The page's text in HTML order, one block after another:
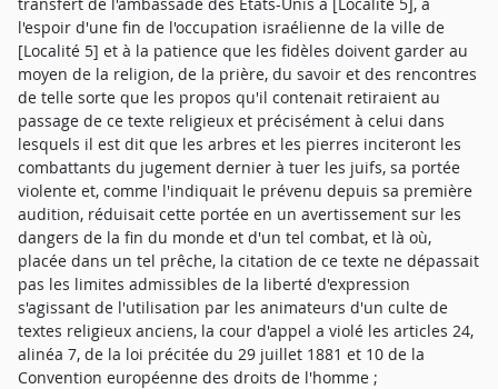
l'espoir d'une fin de l'occupation israélienne de la ville de
[Localité 5] et à la patience que les fidèles doivent garder au
moyen de la religion, de la prière, du savoir et des rencontres
de telle sorte que les propos qu'il contenait retiraient au
passage de ce texte religieux et précisément à celui dans
lesquels il est dit que les arbres et les pierres inciteront les
combattants du jugement dernier à tuer les juifs, sa portée
violente et, comme l'indiquait le prévenu depuis sa première
audition, réduisait cette portée en un avertissement sur les
dangers de la fin du monde et d'un tel combat, et là où,
placée dans un tel prêche, la citation de ce texte ne dépassait
pas les limites admissibles de la liberté d'expression
s'agissant de l'utilisation par les animateurs d'un culte de
textes religieux anciens, la cour d'appel a violé les articles 24,
alinéa 7, de la loi précitée du 29 juillet 1881 et 10 de la
Convention européenne des droits de l'homme ;